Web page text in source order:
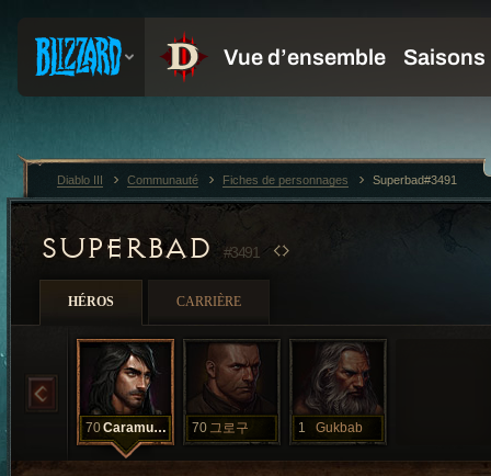
SUPERBAD #3491
HÉROS CARRIÈRE
70 Caramunich 70 그로구 1 Gukbab
Diablo III Communauté Fiches de personnages Superbad#3491